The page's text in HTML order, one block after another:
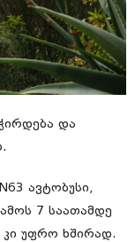
და
ავტობუსი,
7 საათამდე
უფრო ხშირად.